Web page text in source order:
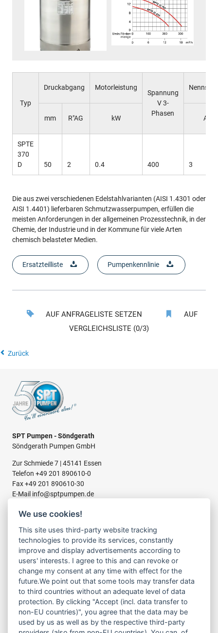
Typ
Druckabgang Motorleistung
Spannung
V 3-
Phasen
mm R"AG kW A
SPTE
370
D
50 2 0.4 400 3
Die aus zwei verschiedenen Edelstahlvarianten (AISI 1.4301 oder
AISI 1.4401) lieferbaren Schmutzwasserpumpen, erfüllen die
meisten Anforderungen in der allgemeinen Prozesstechnik, in der
Chemie, der Industrie und in der Kommune für viele Arten
chemisch belasteter Medien.
Ersatzteilliste Pumpenkennlinie
AUF ANFRAGELISTE SETZEN
AUF
VERGLEICHSLISTE (0/3)
Zurück
SPT Pumpen - Söndgerath
Söndgerath Pumpen GmbH
Zur Schmiede 7 | 45141 Essen
Telefon +49 201 890610-0
Fax +49 201 890610-30
E-Mail info@sptpumpen.de
BAUPUMPEN
FÜR SCHMUTZWASSER
FÜR SCHLAMMWASSER
FÜR ABWASSER
FÜR RESTWASSER
LINKS
ÜBER UNS
PRODUKTE
We use cookies!
This site uses third-party website tracking
technologies to provide its services, constantly
improve and display advertisements according to
users' interests. I agree to this and can revoke or
change my consent at any time with effect for the
future.We point out that some tools may transfer data
to third countries without an adequate level of data
protection. By clicking "Accept (incl. data transfer to
non-EU countries)", you agree that the data may be
used by us as well as by the respective third-party